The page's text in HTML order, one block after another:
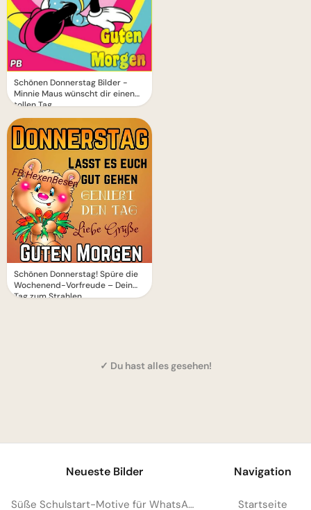
Schönen Donnerstag Bilder -
Minnie Maus wünscht dir einen
tollen Tag
Schönen Donnerstag! Spüre die
Wochenend-Vorfreude – Dein
Tag zum Strahlen.
✓ Du hast alles gesehen!
Neueste Bilder
Süße Schulstart-Motive für WhatsApp: Der perfekte Gruß zum Semesterbeginn
Navigation
Startseite